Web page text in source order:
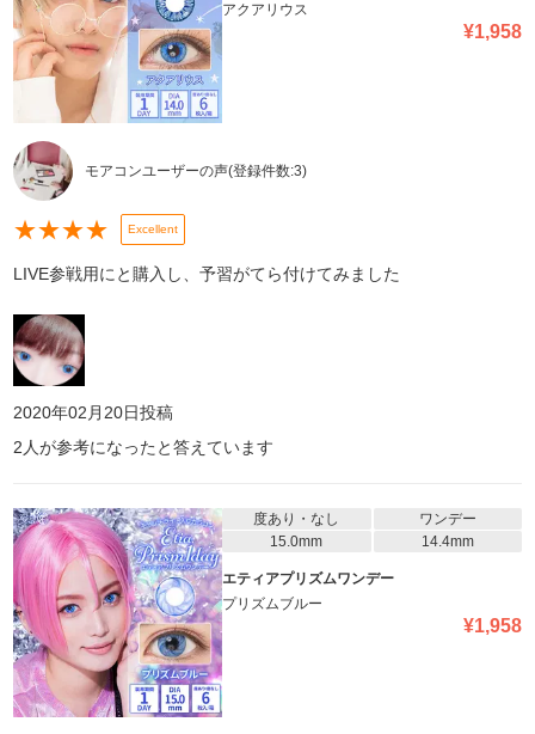
アクアリウス
¥1,958
モアコンユーザーの声(登録件数:3)
★★★★ Excellent
LIVE参戦用にと購入し、予習がてら付けてみました
2020年02月20日投稿
2 人が参考になったと答えています
度あり・なし
ワンデー
15.0mm
14.4mm
エティアプリズムワンデー
プリズムブルー
¥1,958